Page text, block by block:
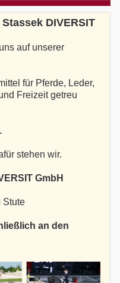
DIVERSIT
auf unserer
für Pferde, Leder,
Freizeit getreu
stehen wir.
GmbH
Stute
an den